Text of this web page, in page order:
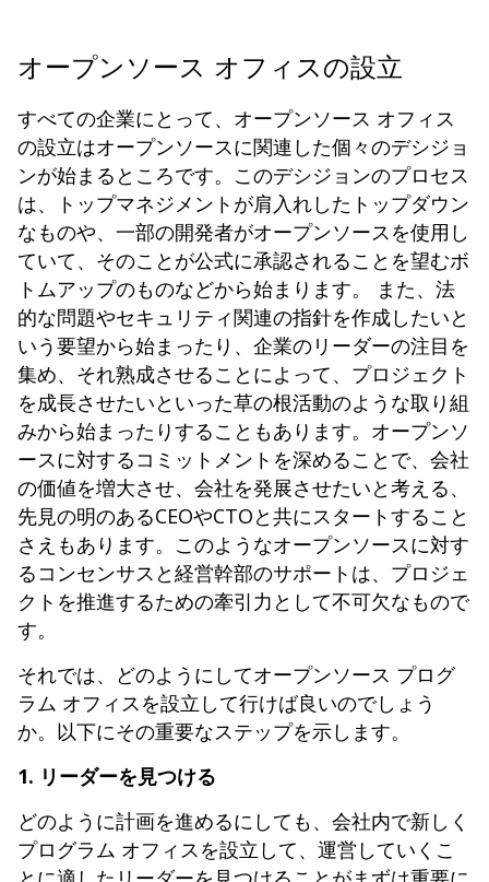
オープンソース オフィスの設立
すべての企業にとって、オープンソース オフィス
の設立はオープンソースに関連した個々のデシジョ
ンが始まるところです。このデシジョンのプロセス
は、トップマネジメントが肩入れしたトップダウン
なものや、一部の開発者がオープンソースを使用し
ていて、そのことが公式に承認されることを望むボ
トムアップのものなどから始まります。 また、法
的な問題やセキュリティ関連の指針を作成したいと
いう要望から始まったり、企業のリーダーの注目を
集め、それ熟成させることによって、プロジェクト
を成長させたいといった草の根活動のような取り組
みから始まったりすることもあります。オープンソ
ースに対するコミットメントを深めることで、会社
の価値を増大させ、会社を発展させたいと考える、
先見の明のあるCEOやCTOと共にスタートすること
さえもあります。このようなオープンソースに対す
るコンセンサスと経営幹部のサポートは、プロジェ
クトを推進するための牽引力として不可欠なもので
す。
それでは、どのようにしてオープンソース プログ
ラム オフィスを設立して行けば良いのでしょう
か。以下にその重要なステップを示します。
1. リーダーを見つける
どのように計画を進めるにしても、会社内で新しく
プログラム オフィスを設立して、運営していくこ